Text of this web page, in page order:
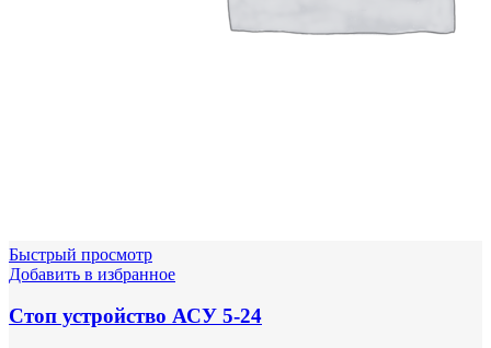
Быстрый просмотр
Добавить в избранное
Стоп устройство АСУ 5-24